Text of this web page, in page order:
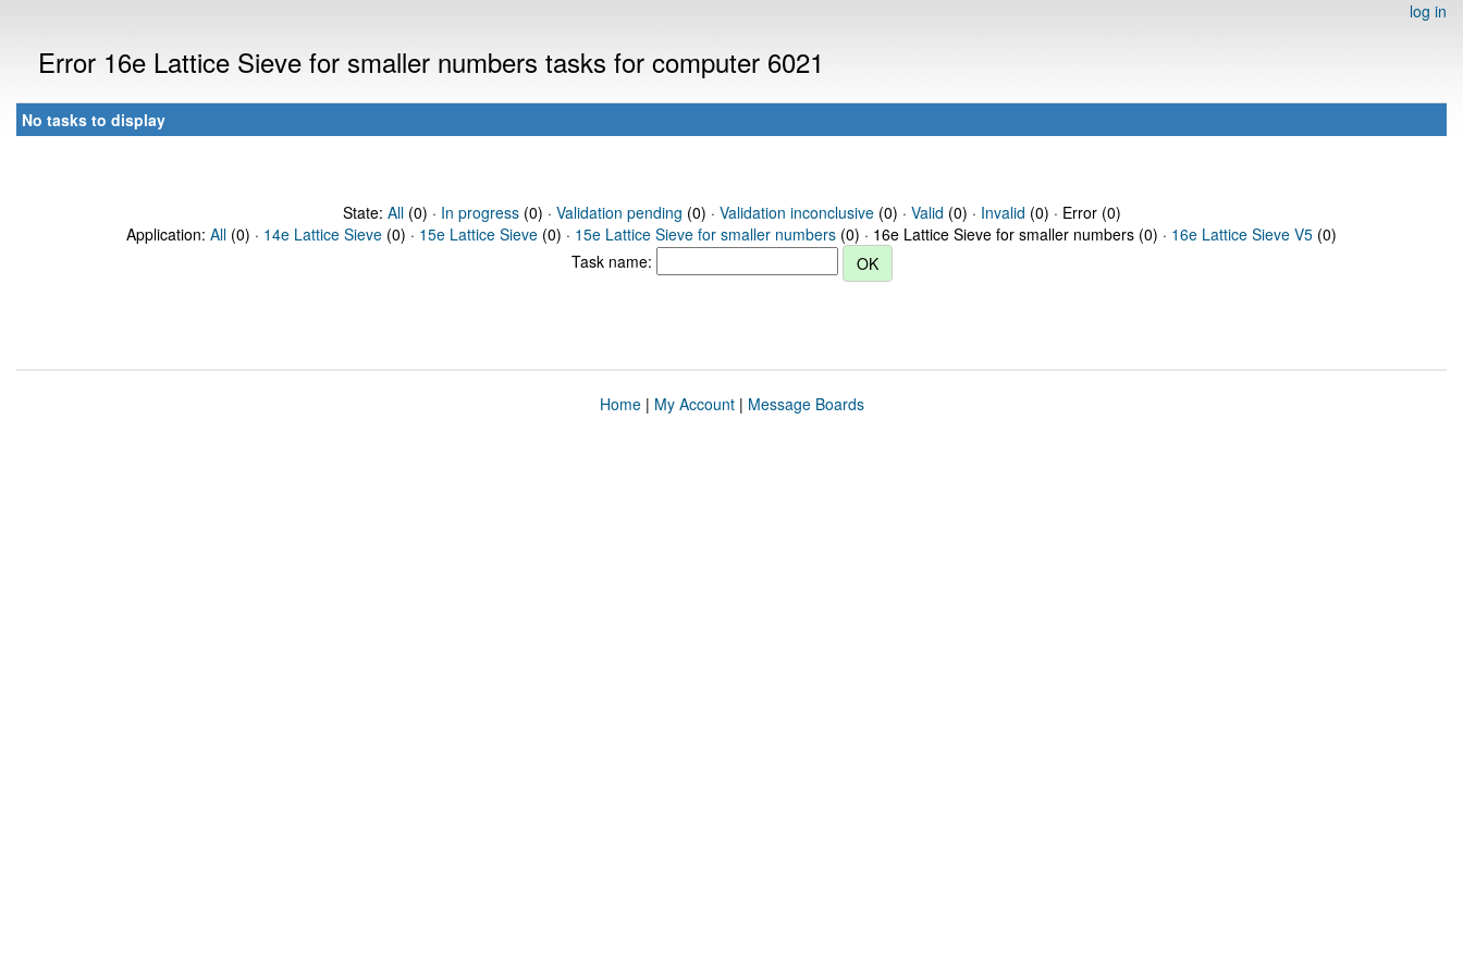
log in
Error 16e Lattice Sieve for smaller numbers tasks for computer 6021
No tasks to display
State: All(0) · In progress(0) · Validation pending (0) · Validation inconclusive(0) · Valid (0) · Invalid (0) · Error (0)
Application: All (0) · 14e Lattice Sieve (0) · 15e Lattice Sieve (0) · 15e Lattice Sieve for smaller numbers (0) · 16e Lattice Sieve for smaller numbers (0) · 16e Lattice Sieve V5 (0)
Task name:
Home| My Account| Message Boards